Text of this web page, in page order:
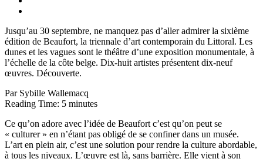
Jusqu’au 30 septembre, ne manquez pas d’aller admirer la sixième
édition de Beaufort, la triennale d’art contemporain du Littoral. Les
dunes et les vagues sont le théâtre d’une exposition monumentale, à
l’échelle de la côte belge. Dix-huit artistes présentent dix-neuf
œuvres. Découverte.
Par Sybille Wallemacq
Reading Time: 5 minutes
Ce qu’on adore avec l’idée de Beaufort c’est qu’on peut se
« culturer » en n’étant pas obligé de se confiner dans un musée.
L’art en plein air, c’est une solution pour rendre la culture abordable,
à tous les niveaux. L’œuvre est là, sans barrière. Elle vient à son